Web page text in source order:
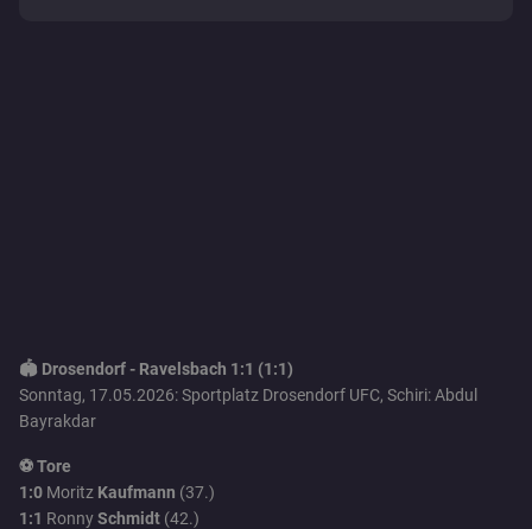
🏟️ Drosendorf - Ravelsbach 1:1 (1:1)
Sonntag, 17.05.2026: Sportplatz Drosendorf UFC, Schiri: Abdul
Bayrakdar
⚽ Tore
1:0 Moritz Kaufmann (37.)
1:1 RonnySchmidt (42.)